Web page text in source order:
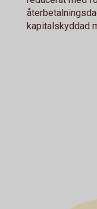
kapitalskyddad